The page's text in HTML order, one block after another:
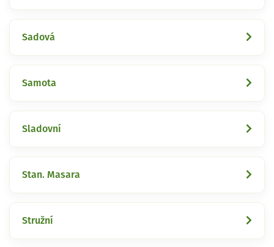
Sadová
Samota
Sladovní
Stan. Masara
Stružní